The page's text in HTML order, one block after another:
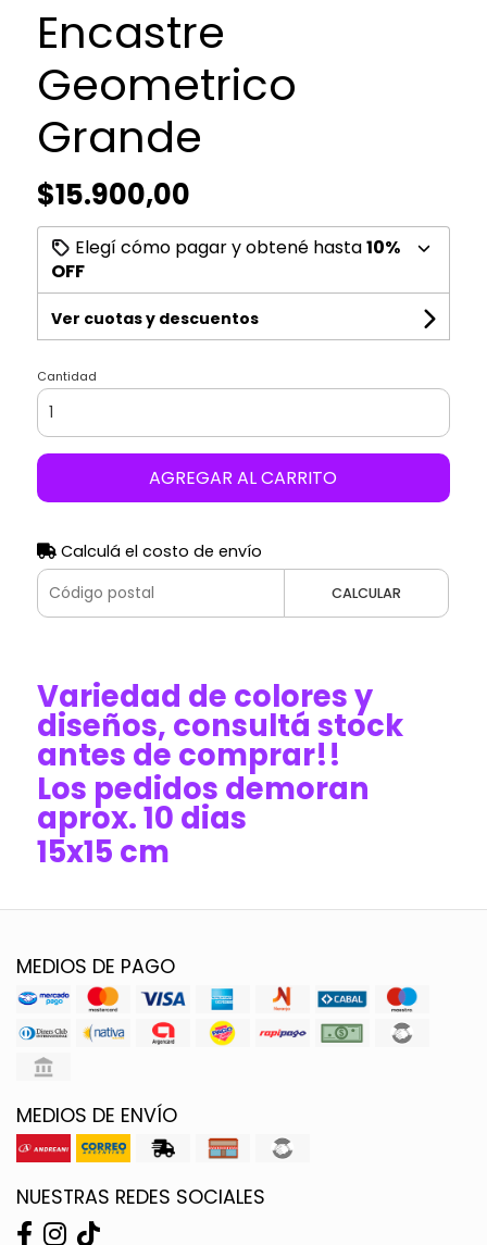
Encastre
Geometrico
Grande
$15.900,00
Elegí cómo pagar y obtené hasta10%
OFF
Ver cuotas y descuentos
Cantidad
AGREGAR AL CARRITO
Calculá el costo de envío
CALCULAR
Variedad de colores y
diseños, consultá stock
antes de comprar!!
Los pedidos demoran
aprox. 10 dias
15x15 cm
MEDIOS DE PAGO
MEDIOS DE ENVÍO
NUESTRAS REDES SOCIALES